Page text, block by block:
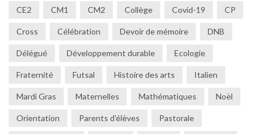
CE2 CM1 CM2 Collège Covid-19 CP
Cross Célébration Devoir de mémoire DNB
Délégué Développement durable Ecologie
Fraternité Futsal Histoire des arts Italien
Mardi Gras Maternelles Mathématiques Noël
Orientation Parents d'élèves Pastorale